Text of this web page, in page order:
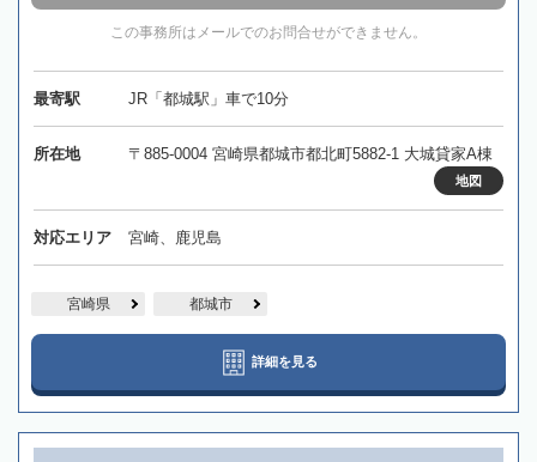
この事務所はメールでのお問合せができません。
最寄駅 JR「都城駅」車で10分
所在地 〒885-0004 宮崎県都城市都北町5882-1 大城貸家A棟
地図
対応エリア 宮崎、鹿児島
宮崎県 都城市
詳細を見る